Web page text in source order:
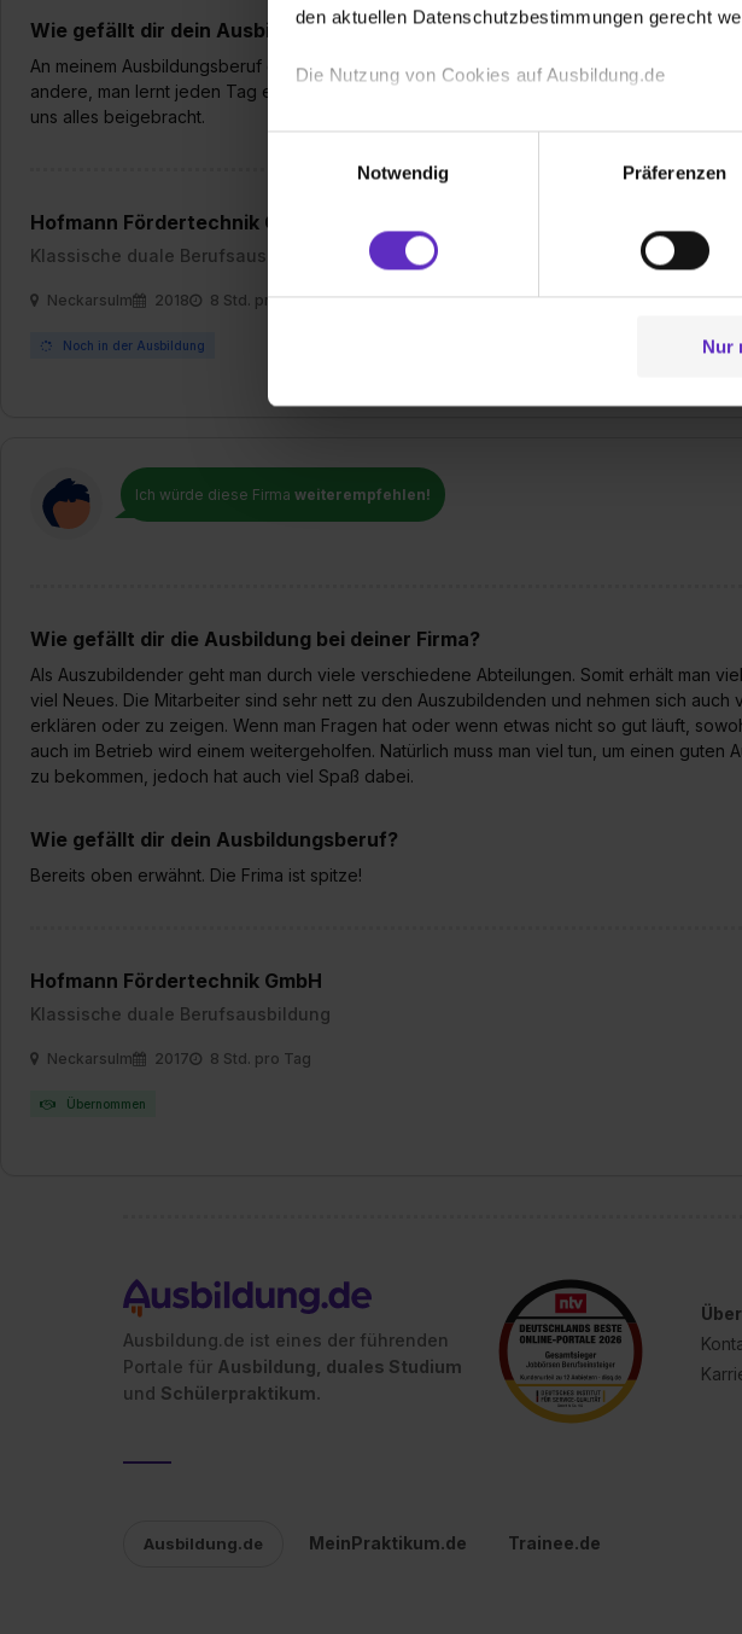
den aktuellen Datenschutzbestimmungen gerecht
Die Nutzung von Cookies auf Ausbildung.de
Wir verwenden Cookies zur technischen Funktion
Webseite getroffenen Einstellungen zu speichern (
(„Statistiken“), um Informationen zu deiner
Partner führen diese Informationen möglicherweise
zu. . In diesem Fall sowie bei der separaten
Einwilligung zur Platzierung von Cookies der
umfasst hierbei die Einwilligung zur Übermittlung
„Details zeigen“. Weitere Informationen:
Notwendig
Präferenzen
Nur
Wie gefällt dir dein Ausbildungsberuf?
An meinem Ausbildungsberuf gefällt mir am meisten, dass er abwechslungsreich ist. Kein
andere, man lernt jeden Tag etwas neues dazu. Von der Lagerhaltung bis hin zum
uns alles beigebracht.
Hofmann Fördertechnik GmbH
Klassische duale Berufsausbildung
Neckarsulm 2018 8 Std. pro Tag
Noch in der Ausbildung
Ich würde diese Firma weiterempfehlen!
Wie gefällt dir die Ausbildung bei deiner Firma?
Als Auszubildender geht man durch viele verschiedene Abteilungen. Somit erhält man
viel Neues. Die Mitarbeiter sind sehr nett zu den Auszubildenden und nehmen sich auch
erklären oder zu zeigen. Wenn man Fragen hat oder wenn etwas nicht so gut läuft,
auch im Betrieb wird einem weitergeholfen. Natürlich muss man viel tun, um einen guten
zu bekommen, jedoch hat auch viel Spaß dabei.
Wie gefällt dir dein Ausbildungsberuf?
Bereits oben erwähnt. Die Frima ist spitze!
Hofmann Fördertechnik GmbH
Klassische duale Berufsausbildung
Neckarsulm 2017 8 Std. pro Tag
Übernommen
Ausbildung.de ist eines der führenden
Portale für Ausbildung, duales Studium
und Schülerpraktikum.
Ausbildung.de MeinPraktikum.de Trainee.de